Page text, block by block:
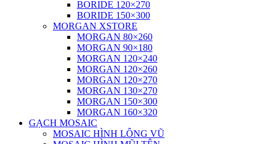
BORIDE 120×270
BORIDE 150×300
MORGAN XSTORE
MORGAN 80×260
MORGAN 90×180
MORGAN 120×240
MORGAN 120×260
MORGAN 120×270
MORGAN 130×270
MORGAN 150×300
MORGAN 160×320
GẠCH MOSAIC
MOSAIC HÌNH LÔNG VŨ